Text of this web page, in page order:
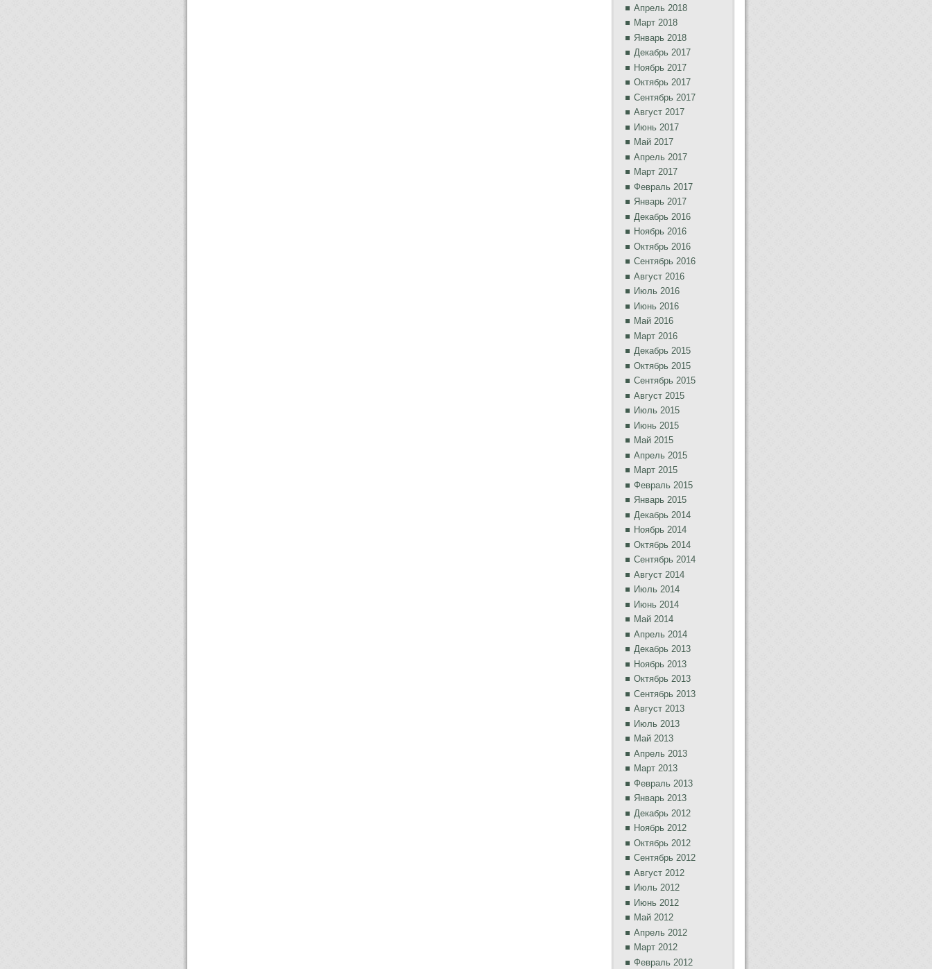
Апрель 2018
Март 2018
Январь 2018
Декабрь 2017
Ноябрь 2017
Октябрь 2017
Сентябрь 2017
Август 2017
Июнь 2017
Май 2017
Апрель 2017
Март 2017
Февраль 2017
Январь 2017
Декабрь 2016
Ноябрь 2016
Октябрь 2016
Сентябрь 2016
Август 2016
Июль 2016
Июнь 2016
Май 2016
Март 2016
Декабрь 2015
Октябрь 2015
Сентябрь 2015
Август 2015
Июль 2015
Июнь 2015
Май 2015
Апрель 2015
Март 2015
Февраль 2015
Январь 2015
Декабрь 2014
Ноябрь 2014
Октябрь 2014
Сентябрь 2014
Август 2014
Июль 2014
Июнь 2014
Май 2014
Апрель 2014
Декабрь 2013
Ноябрь 2013
Октябрь 2013
Сентябрь 2013
Август 2013
Июль 2013
Май 2013
Апрель 2013
Март 2013
Февраль 2013
Январь 2013
Декабрь 2012
Ноябрь 2012
Октябрь 2012
Сентябрь 2012
Август 2012
Июль 2012
Июнь 2012
Май 2012
Апрель 2012
Март 2012
Февраль 2012